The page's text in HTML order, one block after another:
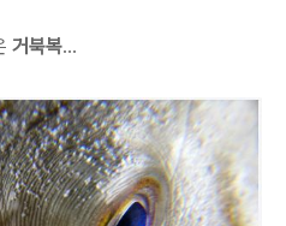
거북복...